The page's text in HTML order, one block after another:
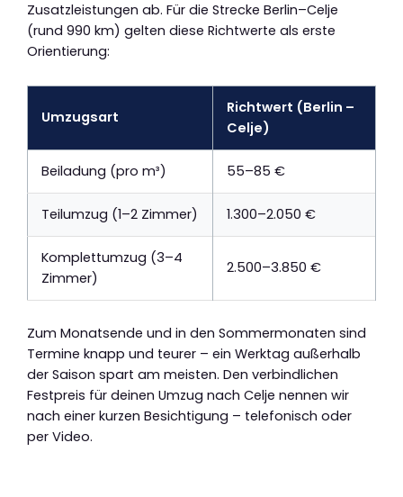
Zusatzleistungen ab. Für die Strecke Berlin–Celje
(rund 990 km) gelten diese Richtwerte als erste
Orientierung:
Umzugsart
Richtwert (Berlin –
Celje)
Beiladung (pro m³) 55–85 €
Teilumzug (1–2 Zimmer) 1.300–2.050 €
Komplettumzug (3–4
Zimmer)
2.500–3.850 €
Zum Monatsende und in den Sommermonaten sind
Termine knapp und teurer – ein Werktag außerhalb
der Saison spart am meisten. Den verbindlichen
Festpreis für deinen Umzug nach Celje nennen wir
nach einer kurzen Besichtigung – telefonisch oder
per Video.